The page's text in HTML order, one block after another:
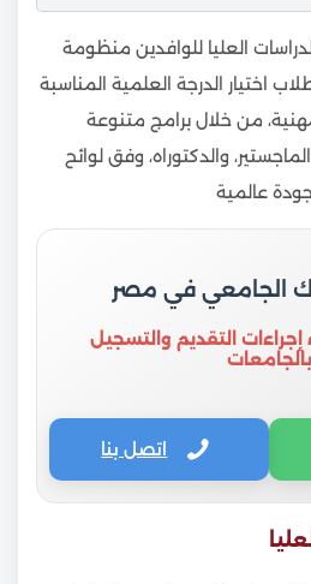
العليا للوافدين منظومة
اختيار الدرجة العلمية المناسبة
من خلال برامج متنوعة
والدكتوراه، وفق لوائح
عالمية
الجامعي في مصر
التقديم والتسجيل
بالجامعات
اتصل بنا